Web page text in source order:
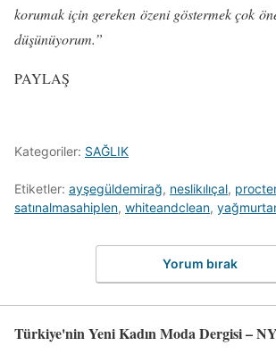
korumak için gereken özeni göstermek çok
düşünüyorum.”
PAYLAŞ
Kategoriler: SAĞLIK
Etiketler: ayşegüldemirağ, neslikılıçal,
satınalmasahiplen, whiteandclean,
Yorum bırak
Türkiye'nin Yeni Kadın Moda Dergisi –